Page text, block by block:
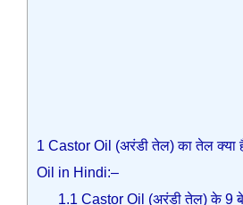
1 Castor Oil (अरंडी तेल) का तेल क्या
Oil in Hindi:–
1.1 Castor Oil (अरंडी तेल) के 9